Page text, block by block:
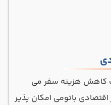
کاهش هزینه سفر می
باتومی امکان پذیر